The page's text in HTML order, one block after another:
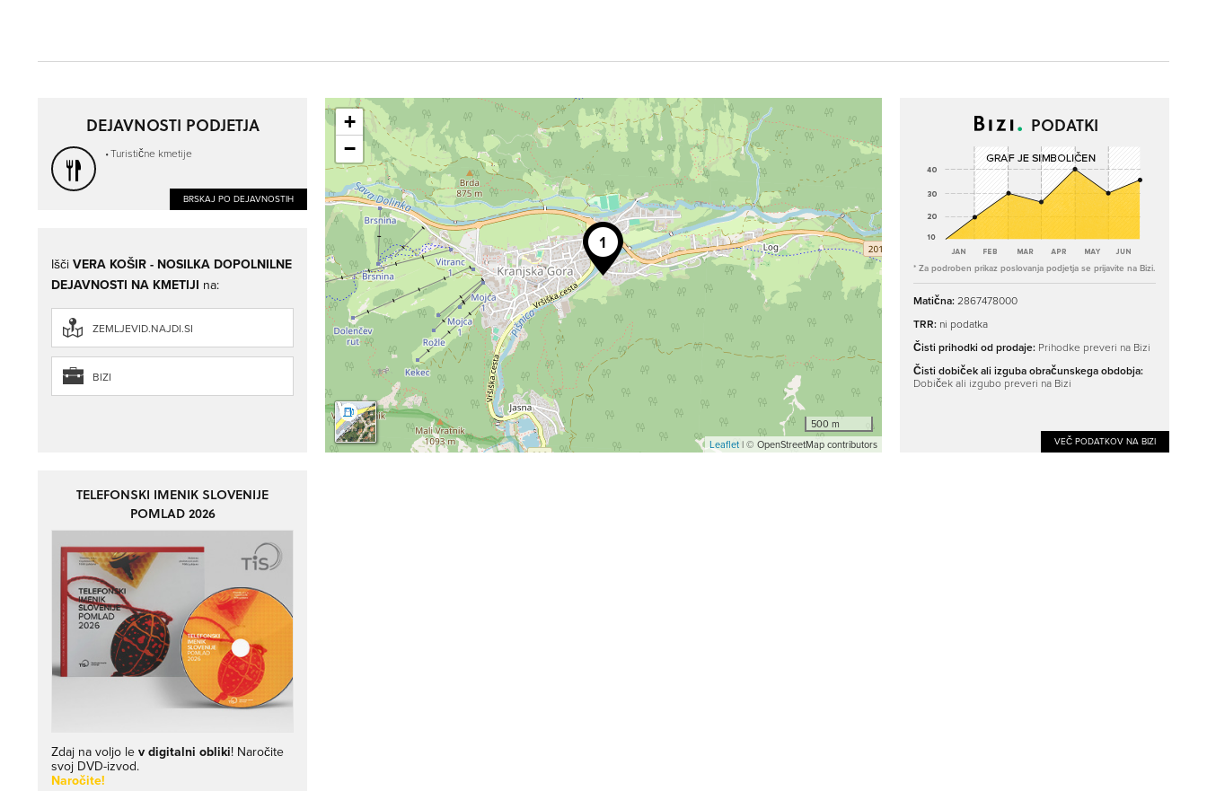
DEJAVNOSTI PODJETJA
Turistične kmetije
BRSKAJ PO DEJAVNOSTIH
+
−
500 m
Leaflet| © OpenStreetMap contributors
PODATKI
* Za podroben prikaz poslovanja podjetja se prijavite na Bizi.
Matična:2867478000
TRR: ni podatka
Čisti prihodki od prodaje: Prihodke preveri na Bizi
Čisti dobiček ali izguba obračunskega obdobja:
Dobiček ali izgubo preveri na Bizi
VEČ PODATKOV NA BIZI
IščiVERA KOŠIR - NOSILKA DOPOLNILNE
DEJAVNOSTI NA KMETIJI na:
ZEMLJEVID.NAJDI.SI
BIZI
TELEFONSKI IMENIK SLOVENIJE
POMLAD 2026
Zdaj na voljo lev digitalni obliki! Naročite
svoj DVD-izvod.
Naročite!